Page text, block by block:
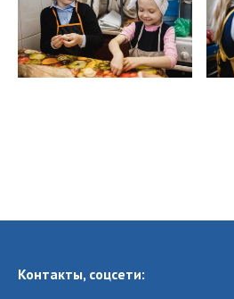
Контакты, соцсети: